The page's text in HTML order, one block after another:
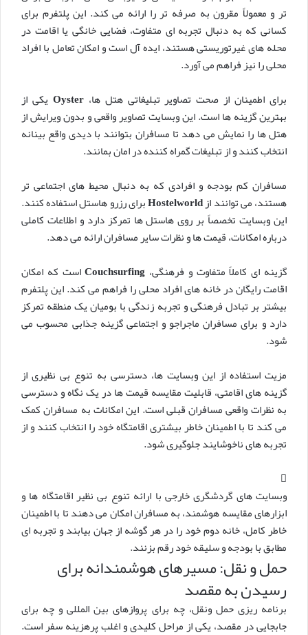
تر و معمولاً مقرون به صرفه تر را ارائه می کند. این پلتفرم برای
کسانی که به دنبال تجربه ای متفاوت، فضایی خانگی یا اقامت در
محله های غیرتوریستی هستند، ایده آل است و امکان تعامل با افراد
محلی را نیز فراهم می آورد.
برای اطمینان از صحت تصاویر تبلیغاتی هتل ها،Oyster یکی از
بهترین گزینه ها است. این وبسایت تصاویر واقعی و بدون ویرایش از
هتل ها را نمایش می دهد تا مسافران بتوانند با دیدی واقع بینانه
انتخاب کنند و از تبلیغات گمراه کننده در امان بمانند.
مسافران کم بودجه و افرادی که به دنبال محیط های اجتماعی تر
هستند، می توانند ازHostelworldبرای رزرو هاستل استفاده کنند.
این وبسایت تخصصاً بر روی هاستل ها تمرکز دارد و اطلاعات کاملی
درباره امکانات، قیمت ها و نظرات سایر مسافران ارائه می دهد.
گزینه ای کاملاً متفاوت و فرهنگی، Couchsurfingاست که امکان
اقامت رایگان در خانه های افراد محلی را فراهم می کند. این پلتفرم
بیشتر بر تبادل فرهنگی و تجربه زندگی با بومیان یک منطقه تمرکز
دارد و برای مسافران ماجراجو و اجتماعی گزینه جذابی محسوب می
شود.
مزیت استفاده از این وبسایت ها، دسترسی به تنوع بی نظیری از
گزینه های اقامتی، قابلیت مقایسه قیمت ها در یک نگاه و دسترسی
به نظرات واقعی مسافران قبلی است. این امکانات به مسافران کمک
می کند تا با اطمینان خاطر بیشتری اقامتگاه خود را انتخاب کنند و از
تجربه های ناخوشایند جلوگیری شود.
وبسایت های گردشگری خارجی با ارائه تنوع بی نظیر اقامتگاه ها و
ابزارهای مقایسه هوشمند، به مسافران امکان می دهند تا با اطمینان
خاطر کامل، خانه دوم خود را در هر گوشه از جهان بیابند و تجربه ای
مطابق با بودجه و سلیقه خود رقم بزنند.
حمل و نقل: مسیرهای هوشمندانه برای
رسیدن به مقصد
برنامه ریزی حمل ونقل، چه برای پروازهای بین المللی و چه برای
جابجایی در مقصد، یکی از مراحل کلیدی و اغلب پرهزینه سفر است.